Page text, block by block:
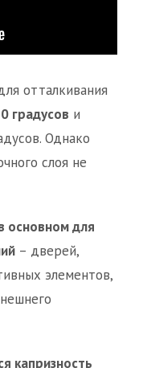
отталкивания
градусов и
Однако
слоя не
основном для
– дверей,
элементов,
капризность